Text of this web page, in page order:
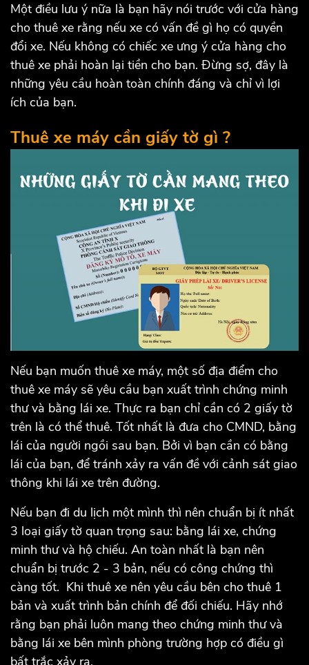
Một điều lưu ý nữa là bạn hãy nói trước với cửa hàng
cho thuê xe rằng nếu xe có vấn đề gì họ có quyền
đổi xe. Nếu không có chiếc xe ưng ý cửa hàng cho
thuê xe phải hoàn lại tiền cho bạn. Đừng sợ, đây là
những yêu cầu hoàn toàn chính đáng và chỉ vì lợi
ích của bạn.
Thuê xe máy cần giấy tờ gì ?
Nếu bạn muốn thuê xe máy, một số địa điểm cho
thuê xe máy sẽ yêu cầu bạn xuất trình chứng minh
thư và bằng lái xe. Thực ra bạn chỉ cần có 2 giấy tờ
trên là có thể thuê. Tốt nhất là đưa cho CMND, bằng
lái của người ngồi sau bạn. Bởi vì bạn cần có bằng
lái của bạn, để tránh xảy ra vấn đề với cảnh sát giao
thông khi lái xe trên đường.
Nếu bạn đi du lịch một mình thì nên chuẩn bị ít nhất
3 loại giấy tờ quan trọng sau: bằng lái xe, chứng
minh thư và hộ chiếu. An toàn nhất là bạn nên
chuẩn bị trước 2 - 3 bản, nếu có công chứng thì
càng tốt. Khi thuê xe nên yêu cầu bên cho thuê 1
bản và xuất trình bản chính để đối chiếu. Hãy nhớ
rằng bạn phải luôn mang theo chứng minh thư và
bằng lái xe bên mình phòng trường hợp có điều gì
bất trắc xảy ra.